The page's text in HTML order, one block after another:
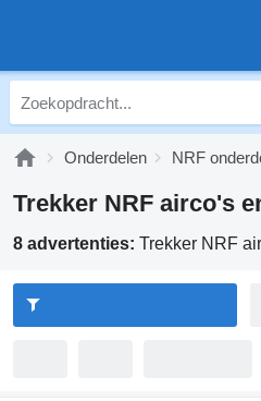
Onderdelen NRF
Trekker NRF airco's
8 advertenties: Trekker NRF